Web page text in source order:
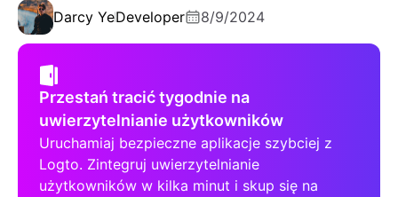
Darcy YeDeveloper 8/9/2024
Przestań tracić tygodnie na
uwierzytelnianie użytkowników
Uruchamiaj bezpieczne aplikacje szybciej z
Logto. Zintegruj uwierzytelnianie
użytkowników w kilka minut i skup się na